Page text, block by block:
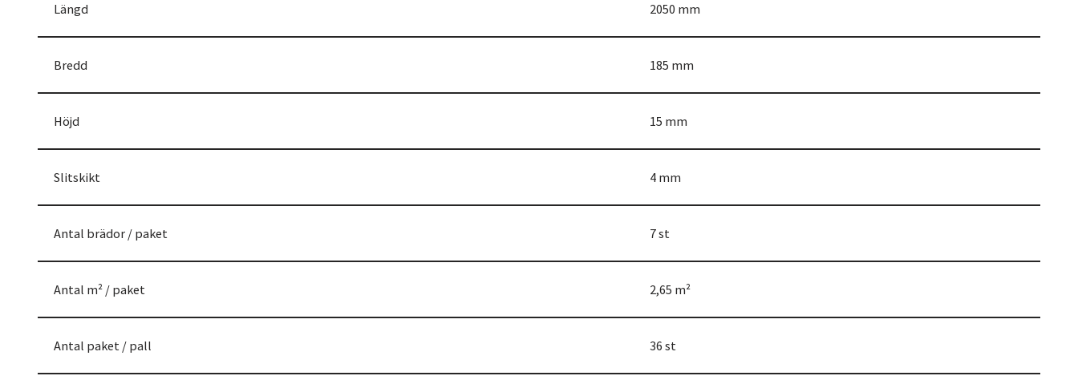
Längd 2050 mm
Bredd 185 mm
Höjd 15 mm
Slitskikt 4 mm
Antal brädor / paket 7 st
Antal m² / paket 2,65 m²
Antal paket / pall 36 st